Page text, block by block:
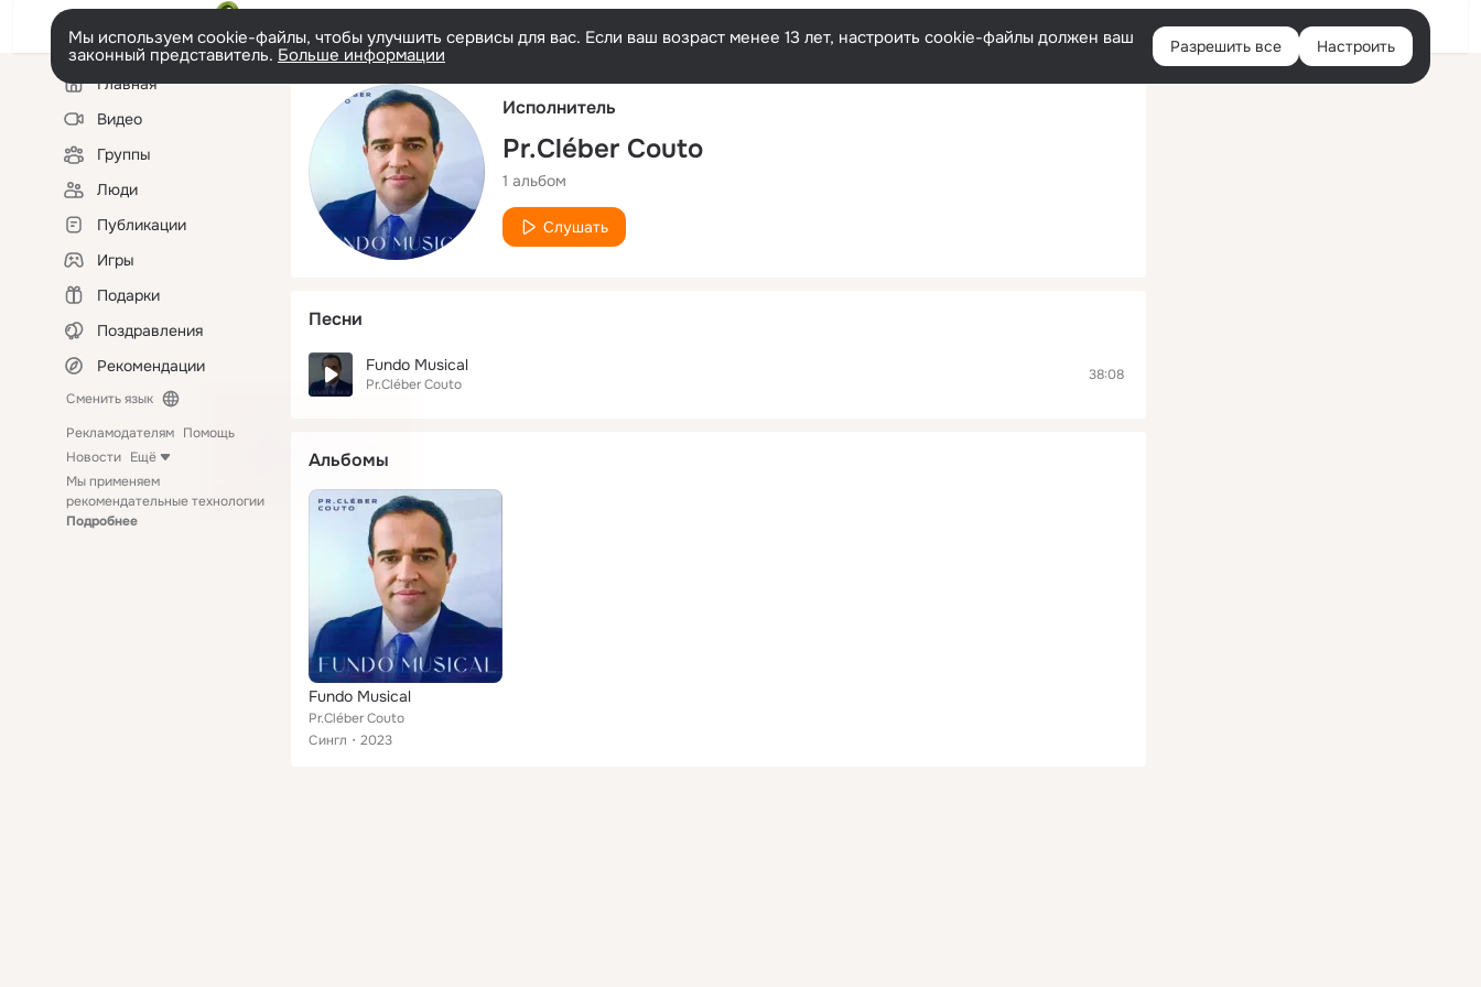
Русский Войти
Мы используем cookie-файлы, чтобы улучшить сервисы для вас. Если ваш возраст менее 13 лет, настроить cookie-файлы должен ваш
законный представитель. Больше информации Разрешить все Настроить
Левая
колонкаГлавная
Видео
Группы
Люди
Публикации
Игры
Подарки
Поздравления
Рекомендации
Сменить язык
Рекламодателям Помощь
Новости Ещё
Мы применяем
рекомендательные технологии
Подробнее
Исполнитель
Pr.Cléber Couto
1 альбом
Слушать
Песни
Fundo Musical
Pr.Cléber Couto
38:08
Альбомы
Fundo Musical
Pr.Cléber Couto
Сингл
2023